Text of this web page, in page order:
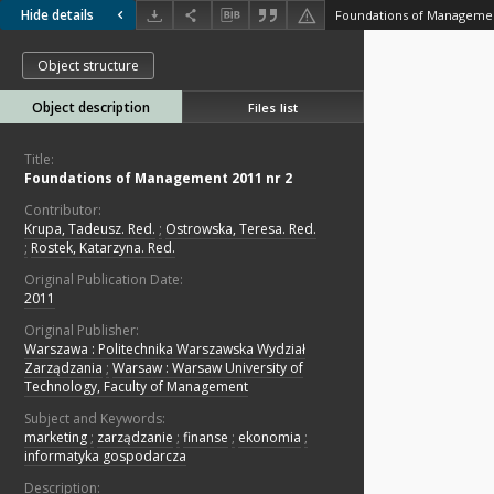
Hide details Foundations of
Object structure
Object description Files list
Title:
Foundations of Management 2011 nr 2
Contributor:
Krupa, Tadeusz. Red. ; Ostrowska, Teresa. Red.
; Rostek, Katarzyna. Red.
Original Publication Date:
2011
Original Publisher:
Warszawa : Politechnika Warszawska Wydział
Zarządzania ; Warsaw : Warsaw University of
Technology, Faculty of Management
Subject and Keywords:
marketing ; zarządzanie ; finanse ; ekonomia ;
informatyka gospodarcza
Description: